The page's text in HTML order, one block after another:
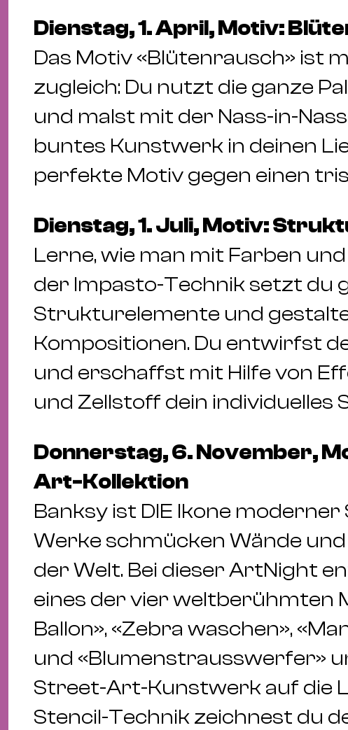
Dienstag, 1. April, Motiv:
Das Motiv «Blütenrausch» ist
zugleich: Du nutzt die ganze
und malst mit der Nass-in-
buntes Kunstwerk in deinen
perfekte Motiv gegen einen
Dienstag, 1. Juli, Motiv:
Lerne, wie man mit Farben
der Impasto-Technik setzt du
Strukturelemente und
Kompositionen. Du entwirfst
und erschaffst mit Hilfe von
und Zellstoff dein individuelles
Donnerstag, 6. November,
Art-Kollektion
Banksy ist DIE Ikone
Werke schmücken Wände
der Welt. Bei dieser ArtNight
eines der vier weltberühmten
Ballon», «Zebra waschen»,
und «Blumenstrausswerfer»
Street-Art-Kunstwerk auf die
Stencil-Technik zeichnest du